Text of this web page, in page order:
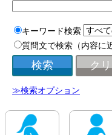
キーワード検索
質問文で検索（内容に
≫検索オプション